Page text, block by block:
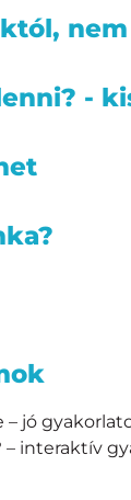
-
– jó
interaktív